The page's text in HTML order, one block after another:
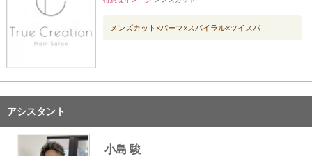
メンズカット×パーマ×スパイラル×ツイスパ
アシスタント
小島 駿